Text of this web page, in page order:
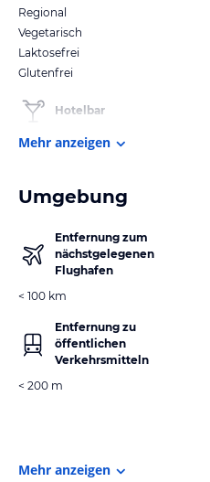
Regional
Vegetarisch
Laktosefrei
Glutenfrei
Hotelbar
Mehr anzeigen
Umgebung
Entfernung zum
nächstgelegenen
Flughafen
< 100 km
Entfernung zu
öffentlichen
Verkehrsmitteln
< 200 m
Mehr anzeigen